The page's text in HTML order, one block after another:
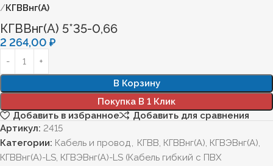
КГВВнг(А)
КГВВнг(А) 5*35-0,66
2 264,00 ₽
В Корзину
Покупка В 1 Клик
Добавить в избранное
Добавить для сравнения
Артикул: 2415
Категории: Кабель и провод, КГВВ, КГВВнг(А), КГВЭВнг(А),
КГВВнг(А)-LS, КГВЭВнг(А)-LS (Кабель гибкий с ПВХ